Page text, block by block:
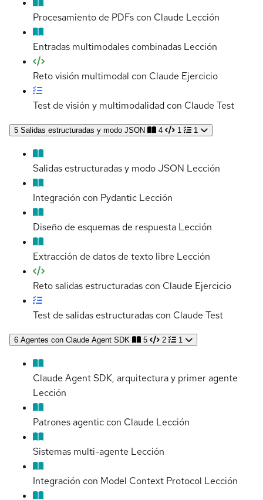
Procesamiento de PDFs con Claude Lección
Entradas multimodales combinadas Lección
Reto visión multimodal con Claude Ejercicio
Test de visión y multimodalidad con Claude Test
5 Salidas estructuradas y modo JSON 4 1 1
Salidas estructuradas y modo JSON Lección
Integración con Pydantic Lección
Diseño de esquemas de respuesta Lección
Extracción de datos de texto libre Lección
Reto salidas estructuradas con Claude Ejercicio
Test de salidas estructuradas con Claude Test
6 Agentes con Claude Agent SDK 5 2 1
Claude Agent SDK, arquitectura y primer agente
Lección
Patrones agentic con Claude Lección
Sistemas multi-agente Lección
Integración con Model Context Protocol Lección